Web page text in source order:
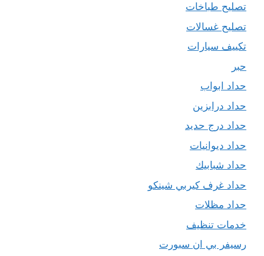
تصليح طباخات
تصليح غسالات
تكييف سيارات
حبر
حداد ابواب
حداد درابزين
حداد درج حديد
حداد ديوانيات
حداد شبابيك
حداد غرف كيربي شينكو
حداد مظلات
خدمات تنظيف
رسيفر بي ان سبورت